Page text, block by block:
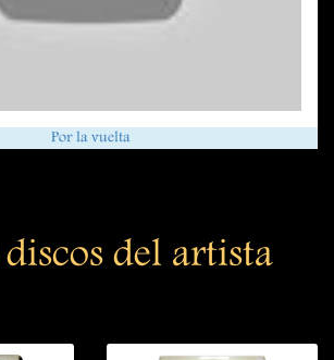
Por la vuelta
del artista